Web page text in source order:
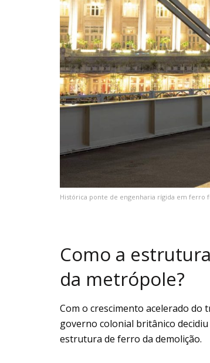
Histórica ponte de engenharia rígida em ferro
Como a
da metrópole?
Com o crescimento acelerado do
governo colonial britânico
estrutura de ferro da demolição.